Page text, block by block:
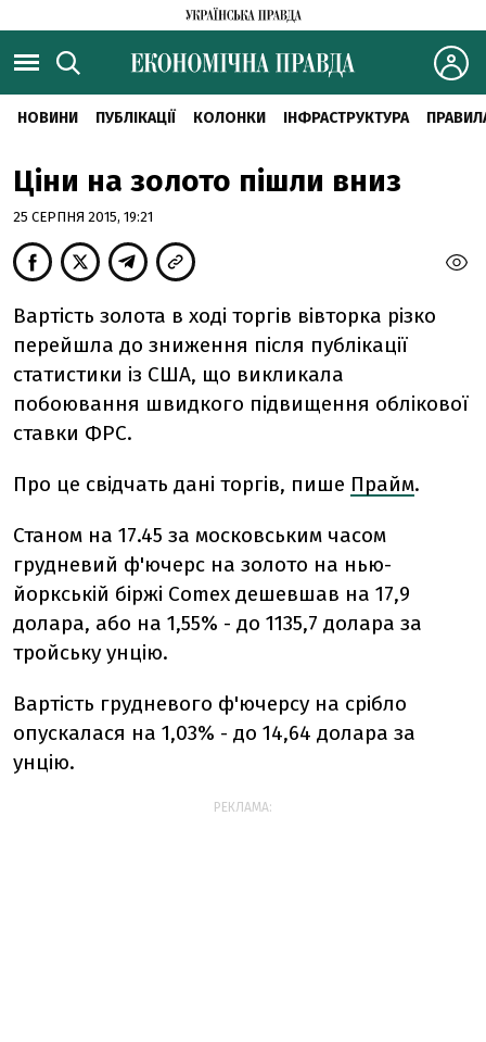
НОВИНИ ПУБЛІКАЦІЇ КОЛОНКИ ІНФРАСТРУКТУРА
Ціни на золото пішли вниз
25 СЕРПНЯ 2015, 19:21
Вартість золота в ході торгів вівторка різко
перейшла до зниження після публікації
статистики із США, що викликала
побоювання швидкого підвищення облікової
ставки ФРС.
Про це свідчать дані торгів, пише Прайм.
Станом на 17.45 за московським часом
грудневий ф'ючерс на золото на нью-
йоркській біржі Comex дешевшав на 17,9
долара, або на 1,55% - до 1135,7 долара за
тройську унцію.
Вартість грудневого ф'ючерсу на срібло
опускалася на 1,03% - до 14,64 долара за
унцію.
РЕКЛАМА: